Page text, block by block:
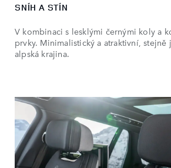
SNÍH A STÍN
V kombinaci s lesklými černými koly a
prvky. Minimalistický a atraktivní,
alpská krajina.